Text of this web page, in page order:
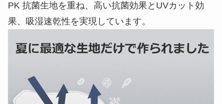
PK 抗菌生地を重ね、高い抗菌効果とUVカット効
果、吸湿速乾性を実現しています。